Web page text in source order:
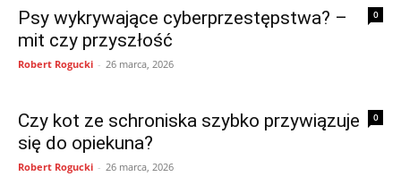
0
Psy wykrywające cyberprzestępstwa? –
mit czy przyszłość
Robert Rogucki - 26 marca, 2026
0
Czy kot ze schroniska szybko przywiązuje
się do opiekuna?
Robert Rogucki - 26 marca, 2026